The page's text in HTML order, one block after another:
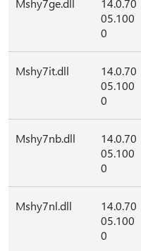
Mshy7ge.dll
14.0.70
05.100
0
Mshy7it.dll
14.0.70
05.100
0
Mshy7nb.dll
14.0.70
05.100
0
Mshy7nl.dll
14.0.70
05.100
0